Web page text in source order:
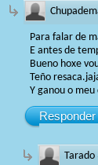
Para falar de
E antes de
Bueno hoxe
Teño
Y ganou o meu
Responder
Tarado